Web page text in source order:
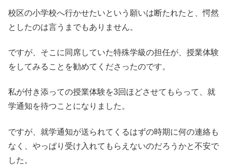
校区の小学校へ行かせたいという願いは断たれたと、愕然
としたのは言うまでもありません。
ですが、そこに同席していた特殊学級の担任が、授業体験
をしてみることを勧めてくださったのです。
私が付き添っての授業体験を3回ほどさせてもらって、就
学通知を待つことになりました。
ですが、就学通知が送られてくるはずの時期に何の連絡も
なく、やっぱり受け入れてもらえないのだろうかと不安で
した。